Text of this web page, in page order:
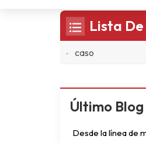
Lista De
caso
Último Blog
Desde la línea de